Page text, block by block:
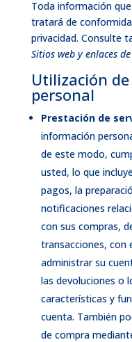
Toda información
tratará de
privacidad. Consulte
Sitios web y enlaces
Utilización
personal
Prestación de
información
de este modo,
usted, lo que
pagos, la
notificaciones
con sus compras,
transacciones, con
administrar su
las devoluciones o
características y
cuenta. También
de compra